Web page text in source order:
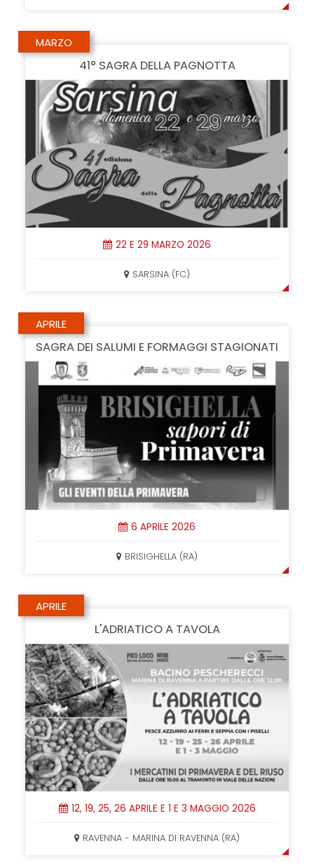
MARZO
41° SAGRA DELLA PAGNOTTA
22 E 29 MARZO 2026
SARSINA (FC)
APRILE
SAGRA DEI SALUMI E FORMAGGI STAGIONATI
6 APRILE 2026
BRISIGHELLA (RA)
APRILE
L'ADRIATICO A TAVOLA
12, 19, 25, 26 APRILE E 1 E 3 MAGGIO 2026
RAVENNA - MARINA DI RAVENNA (RA)